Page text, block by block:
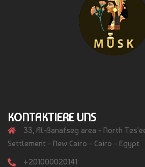
KONTAKTIERE UNS
33, Al-Banafseg area - North
Settlement - New Cairo - Cairo - Egypt
+201000020141